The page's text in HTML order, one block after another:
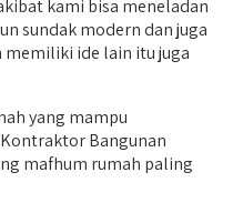
kami bisa meneladan
sundak modern dan juga
memiliki ide lain itu juga
yang mampu
Bangunan
mafhum rumah paling